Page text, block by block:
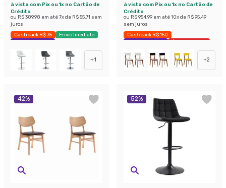
à vista com Pix ou 1x no Cartão de
Crédito
ou R$ 389,98 em até7x de R$ 55,71 sem
juros
Cashback R$ 75
Envio Imediato
Exclusivo Mobly
+1
à vista com Pix ou 1x no Cartão de
Crédito
ou R$ 954,99 em até10x de R$ 95,49
sem juros
Cashback R$ 150
Exclusivo Mobly
Últimas peças
+2
42% 52%